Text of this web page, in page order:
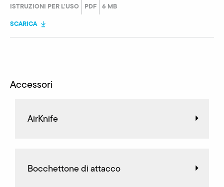
ISTRUZIONI PER L'USO PDF 6 MB
SCARICA
Accessori
AirKnife
Bocchettone di attacco